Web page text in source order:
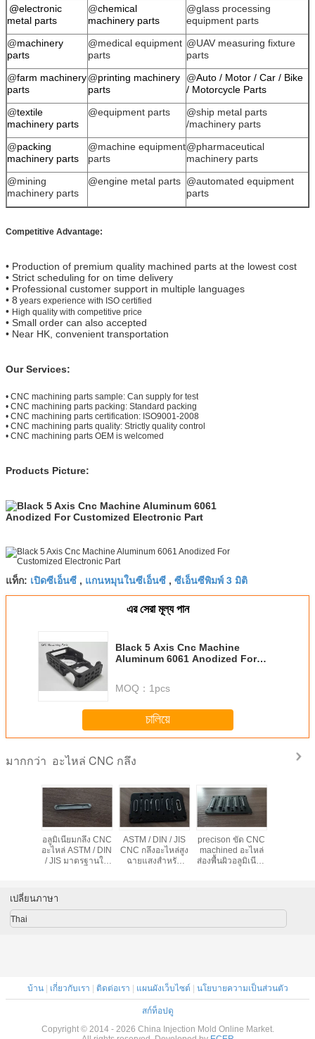
@electronic
metal parts
@chemical
machinery parts
@glass processing
equipment parts
@machinery
parts
@medical equipment
parts
@UAV measuring fixture
parts
@farm machinery
parts
@printing machinery
parts
@Auto / Motor / Car / Bike
/ Motorcycle Parts
@textile
machinery parts
@equipment parts
@ship metal parts
/machinery parts
@packing
machinery parts
@machine equipment
parts
@pharmaceutical
machinery parts
@mining
machinery parts
@engine metal parts @automated equipment
parts
Competitive Advantage:
• Production of premium quality machined parts at the lowest cost
• Strict scheduling for on time delivery
• Professional customer support in multiple languages
• 8 years experience with ISO certified
• High quality with competitive price
• Small order can also accepted
• Near HK, convenient transportation
Our Services:
• CNC machining parts sample: Can supply for test
• CNC machining parts packing: Standard packing
• CNC machining parts certification: ISO9001-2008
• CNC machining parts quality: Strictly quality control
• CNC machining parts OEM is welcomed
Products Picture:
แท็ก: เปิดซีเอ็นซี , แกนหมุนในซีเอ็นซี , ซีเอ็นซีพิมพ์ 3 มิติ
এর সেরা মূল্য পান
Black 5 Axis Cnc Machine
Aluminum 6061 Anodized For
MOQ： 1pcs
চালিয়ে
มากกว่า อะไหล่ CNC กลึง
อลูมิเนียมกลึง CNC
อะไหล่ ASTM / DIN
/ JIS มาตรฐานใน
ASTM / DIN / JIS
CNC กลึงอะไหล่สูง
ฉายแสงสำหรับ
precison ขัด CNC
machined อะไหล่
ส่องพื้นผิวอลูมิเนียม
เปลี่ยนภาษา
Thai
บ้าน| เกี่ยวกับเรา | ติดต่อเรา | แผนผังเว็บไซต์ | นโยบายความเป็นส่วนตัว
สก์ท็อปดู
Copyright © 2014 - 2026 China Injection Mold Online Market.